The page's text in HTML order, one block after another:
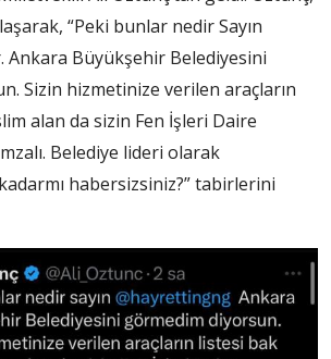
“Peki bunlar nedir Sayın
Ankara Büyükşehir Belediyesini
Sizin hizmetinize verilen araçların
alan da sizin Fen İşleri Daire
Belediye lideri olarak
habersizsiniz?” tabirlerini